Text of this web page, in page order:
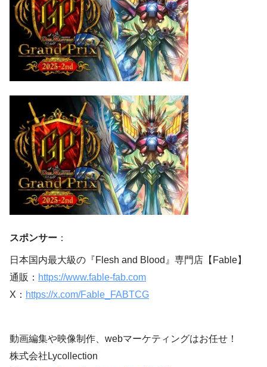
スポンサー ：
日本国内最大級の『Flesh and Blood』専門店【Fable】
通販： https://www.fable-fab.com
X： https://x.com/Fable_FABTCG
動画編集や映像制作、webマーケティングはお任せ！
株式会社Lycollection